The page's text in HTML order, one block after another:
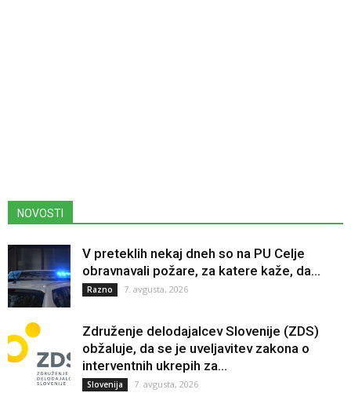
NOVOSTI
V preteklih nekaj dneh so na PU Celje
obravnavali požare, za katere kaže, da...
Razno 7. avgusta, 2026
Združenje delodajalcev Slovenije (ZDS)
obžaluje, da se je uveljavitev zakona o
interventnih ukrepih za...
Slovenija 7. avgusta, 2026